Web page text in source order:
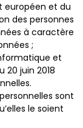
européen et du
des personnes
à caractère
;
et
20 juin 2018
sont
le soient